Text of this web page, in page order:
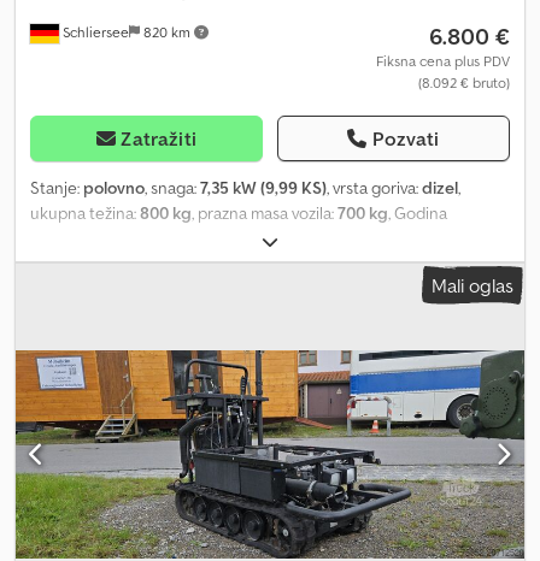
Schliersee 820 km 6.800 €
Fiksna cena plus PDV
(8.092 € bruto)
Zatražiti Pozvati
Stanje: polovno, snaga:7,35 kW (9,99 KS), vrsta goriva:dizel,
ukupna težina:800 kg, prazna masa vozila:700 kg, Godina
70 h, Oprema:
svetla, Proizvođač guseničnog hodnog mehanizma: NIKO
Maksimalna brzina: 4,8 km/h unapred, 4,8 km/h unazad Godina
generator za proizvodnju struje, integrisan u hodni mehanizam;
uređaj se može koristiti samostalno, bez nadgradnje (modula za
dekontaminaciju), 230/400 V Proizvođač generatora: GTS, 400/230
V pri 400 V: 6,4–8 kW; 11,6 A; 8 kVA pri 230 V: 4–5 kW; 21,7 A; 5 kVA
Rukovanje pomoću jednog ručnog upravljača za vožnju i
upravljanje Hidrostatički pogon Električni anlaser Ručni sajli za
vuču Reflektori Preklopiva vozačka platforma Parkirna kočnica
Radni napon hodnog mehanizma: 24 V Dekontaminacioni modul 4
Mali oglas